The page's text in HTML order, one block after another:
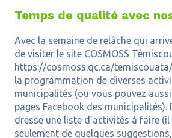
Temps de qualité avec
Avec la semaine de relâche qui
de visiter le site COSMOSS
https://cosmoss.qc.ca/
la programmation de diverses
municipalités (ou vous pouvez
pages Facebook des municipalités).
dresse une liste d’activités à faire (il
seulement de quelques